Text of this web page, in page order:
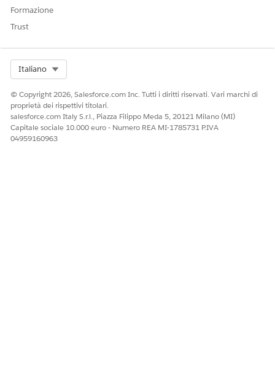
Formazione
Trust
Italiano
© Copyright 2026, Salesforce.com Inc. Tutti i diritti riservati. Vari marchi di
proprietà dei rispettivi titolari.
salesforce.com Italy S.r.l., Piazza Filippo Meda 5, 20121 Milano (MI)
Capitale sociale 10.000 euro - Numero REA MI-1785731 P.IVA
04959160963